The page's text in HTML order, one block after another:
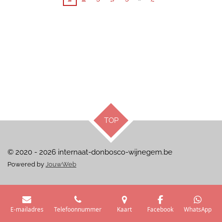
TOP
© 2020 - 2026 internaat-donbosco-wijnegem.be
Powered by JouwWeb
E-mailadres Telefoonnummer Kaart Facebook WhatsApp